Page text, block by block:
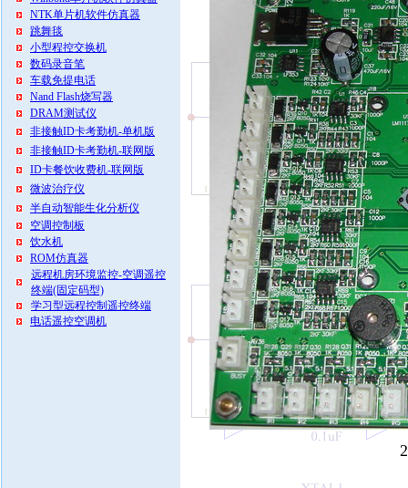
NTK单片机软件仿真器
跳舞毯
小型程控交换机
数码录音笔
车载免提电话
Nand Flash烧写器
DRAM测试仪
非接触ID卡考勤机-单机版
非接触ID卡考勤机-联网版
ID卡餐饮收费机-联网版
微波治疗仪
半自动智能生化分析仪
空调控制板
饮水机
ROM仿真器
远程机房环境监控-空调遥控
终端(固定码型)
学习型远程控制遥控终端
电话遥控空调机